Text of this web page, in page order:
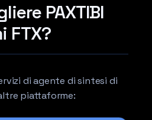
PAXTIBI
FTX?
di agente di sintesi di
piattaforme: